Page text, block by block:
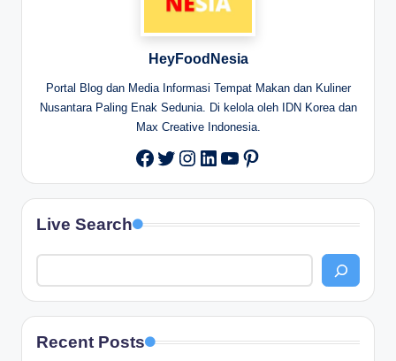
HeyFoodNesia
Portal Blog dan Media Informasi Tempat Makan dan Kuliner
Nusantara Paling Enak Sedunia. Di kelola oleh IDN Korea dan
Max Creative Indonesia.
Facebook
Twitter
Instagram
LinkedIn
YouTube
Pinterest
Live Search
Recent Posts